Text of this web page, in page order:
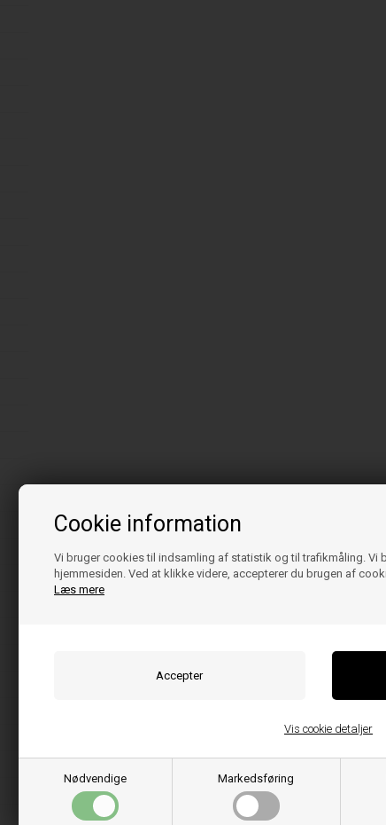
Cookie information
Vi bruger cookies til indsamling af statistik og til trafikmåling. Vi
hjemmesiden. Ved at klikke videre, accepterer du brugen af
Læs mere
Nødvendige Markedsføring
Vis cookie detaljer